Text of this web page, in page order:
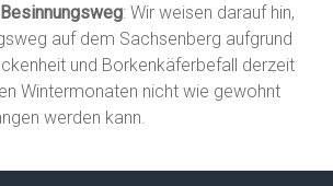
: Wir weisen darauf hin,
auf dem Sachsenberg aufgrund
und Borkenkäferbefall derzeit
Wintermonaten nicht wie gewohnt
werden kann.